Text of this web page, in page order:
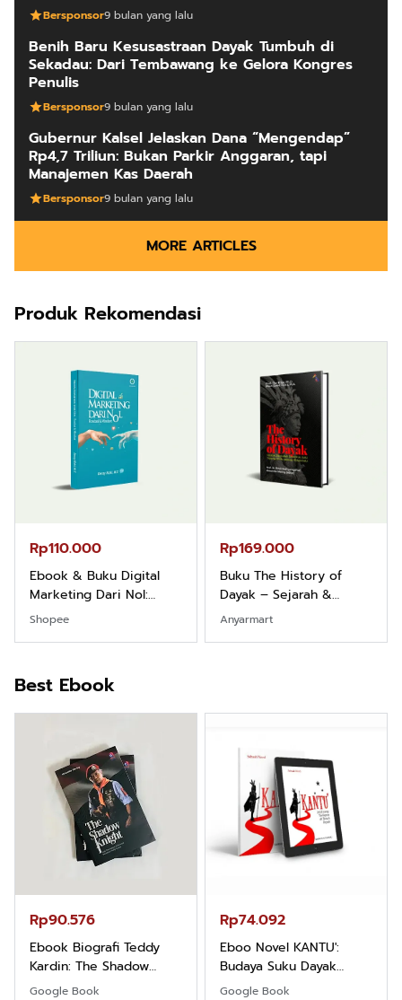
Bersponsor9 bulan yang lalu
Benih Baru Kesusastraan Dayak Tumbuh di
Sekadau: Dari Tembawang ke Gelora Kongres
Penulis
Bersponsor9 bulan yang lalu
Gubernur Kalsel Jelaskan Dana “Mengendap”
Rp4,7 Triliun: Bukan Parkir Anggaran, tapi
Manajemen Kas Daerah
Bersponsor9 bulan yang lalu
MORE ARTICLES
Produk Rekomendasi
Rp110.000
Ebook & Buku Digital
Marketing Dari Nol:
Fondasi & Mindset untuk
Pemula
Shopee
Rp169.000
Buku The History of
Dayak – Sejarah &
Identitas Borneo Asli
Anyarmart
Best Ebook
Rp90.576
Ebook Biografi Teddy
Kardin: The Shadow
Khight |
Google Book
Rp74.092
Eboo Novel KANTU':
Budaya Suku Dayak
Borneo
Google Book